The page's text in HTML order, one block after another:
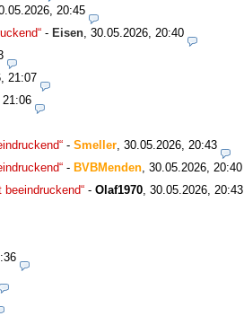
20:45
- Eisen 30.05.2026, 20:40
21:07
- Smeller 30.05.2026, 20:43
- BVBMenden 30.05.2026, 20:40
- Olaf1970 30.05.2026, 20:43